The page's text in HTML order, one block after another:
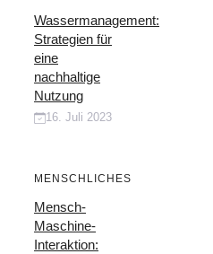
Wassermanagement:
Strategien für
eine
nachhaltige
Nutzung
16. Juli 2023
MENSCHLICHES
Mensch-
Maschine-
Interaktion: